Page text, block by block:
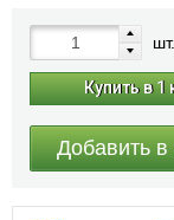
шт.
Купить в 1
Добавить в